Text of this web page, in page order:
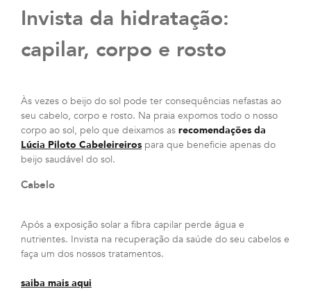
Invista da hidratação:
capilar, corpo e rosto
Às vezes o beijo do sol pode ter consequências nefastas ao
seu cabelo, corpo e rosto. Na praia expomos todo o nosso
corpo ao sol, pelo que deixamos as recomendações da
Lúcia Piloto Cabeleireiros para que beneficie apenas do
beijo saudável do sol.
Cabelo
Após a exposição solar a fibra capilar perde água e
nutrientes. Invista na recuperação da saúde do seu cabelos e
faça um dos nossos tratamentos.
saiba mais aqui